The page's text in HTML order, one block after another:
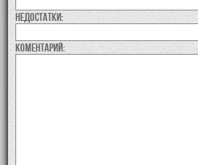
недостатки:
коментарий: